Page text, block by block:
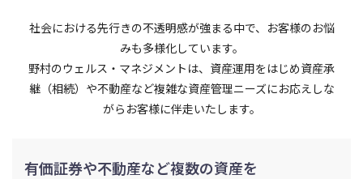
社会における先行きの不透明感が強まる中で、お客様のお悩
みも多様化しています。
野村のウェルス・マネジメントは、資産運用をはじめ資産承
継（相続）や不動産など複雑な資産管理ニーズにお応えしな
がらお客様に伴走いたします。
有価証券や不動産など複数の資産を